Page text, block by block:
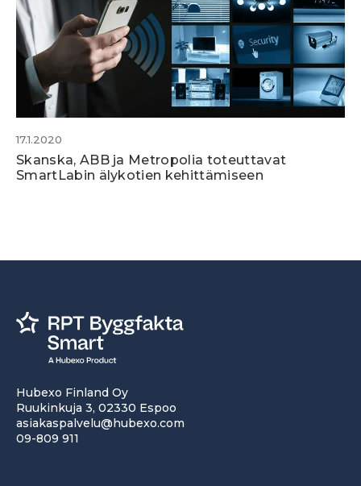
17.1.2020
Skanska, ABB ja Metropolia toteuttavat
SmartLabin älykotien kehittämiseen
Hubexo Finland Oy
Ruukinkuja 3, 02330 Espoo
asiakaspalvelu@hubexo.com
09-809 911